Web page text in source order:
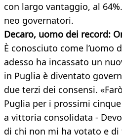
con largo vantaggio, al
neo governatori.
Decaro, uomo dei record:
È conosciuto come l’uomo
adesso ha incassato un
in Puglia è diventato
due terzi dei consensi.
Puglia per i prossimi
a vittoria consolidata -
di chi non mi ha votato e